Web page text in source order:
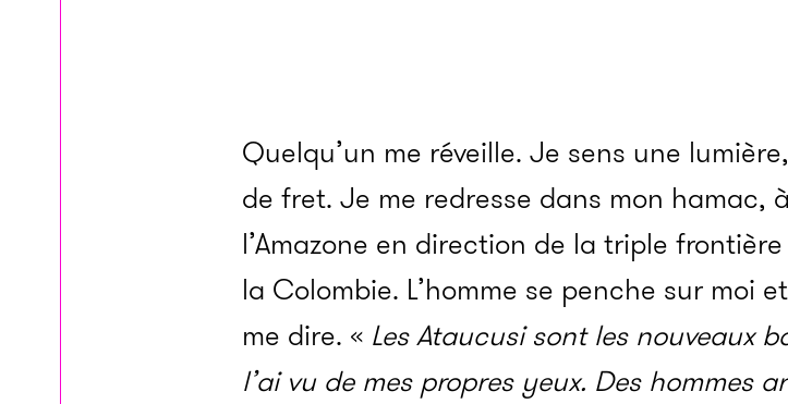
Quelqu’un me réveille. Je sens une
de fret. Je me redresse dans mon hamac,
l’Amazone en direction de la triple
la Colombie. L’homme se penche sur moi
me dire. « Les Ataucusi sont les nouveaux
l’ai vu de mes propres yeux. Des hommes